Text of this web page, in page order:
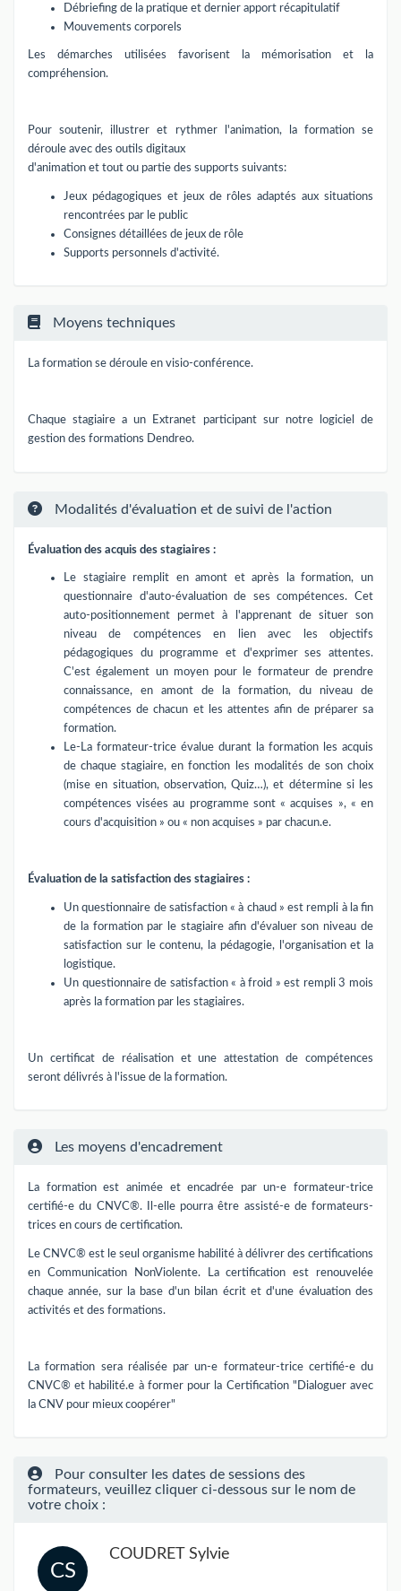
Débriefing de la pratique et dernier apport récapitulatif
Mouvements corporels
Les démarches utilisées favorisent la mémorisation et la
compréhension.
Pour soutenir, illustrer et rythmer l'animation, la formation se
déroule avec des outils digitaux
d'animation et tout ou partie des supports suivants:
Jeux pédagogiques et jeux de rôles adaptés aux situations
rencontrées par le public
Consignes détaillées de jeux de rôle
Supports personnels d'activité.
Moyens techniques
La formation se déroule en visio-conférence.
Chaque stagiaire a un Extranet participant sur notre logiciel de
gestion des formations Dendreo.
Modalités d'évaluation et de suivi de l'action
Évaluation des acquis des stagiaires :
Le stagiaire remplit en amont et après la formation, un
questionnaire d'auto-évaluation de ses compétences. Cet
auto-positionnement permet à l'apprenant de situer son
niveau de compétences en lien avec les objectifs
pédagogiques du programme et d'exprimer ses attentes.
C'est également un moyen pour le formateur de prendre
connaissance, en amont de la formation, du niveau de
compétences de chacun et les attentes afin de préparer sa
formation.
Le-La formateur-trice évalue durant la formation les acquis
de chaque stagiaire, en fonction les modalités de son choix
(mise en situation, observation, Quiz…), et détermine si les
compétences visées au programme sont « acquises », « en
cours d'acquisition » ou « non acquises » par chacun.e.
Évaluation de la satisfaction des stagiaires :
Un questionnaire de satisfaction « à chaud » est rempli à la fin
de la formation par le stagiaire afin d'évaluer son niveau de
satisfaction sur le contenu, la pédagogie, l'organisation et la
logistique.
Un questionnaire de satisfaction « à froid » est rempli 3 mois
après la formation par les stagiaires.
Un certificat de réalisation et une attestation de compétences
seront délivrés à l'issue de la formation.
Les moyens d'encadrement
La formation est animée et encadrée par un-e formateur-trice
certifié-e du CNVC®. Il-elle pourra être assisté-e de formateurs-
trices en cours de certification.
Le CNVC® est le seul organisme habilité à délivrer des certifications
en Communication NonViolente. La certification est renouvelée
chaque année, sur la base d'un bilan écrit et d'une évaluation des
activités et des formations.
La formation sera réalisée par un-e formateur-trice certifié-e du
CNVC® et habilité.e à former pour la Certification "Dialoguer avec
la CNV pour mieux coopérer"
Pour consulter les dates de sessions des
formateurs, veuillez cliquer ci-dessous sur le nom de
votre choix :
CS
COUDRET Sylvie